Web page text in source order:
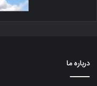
درباره ما